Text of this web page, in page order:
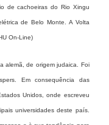
de cachoeiras do Rio Xingu
de Belo Monte. A Volta
On-Line)
alemã, de origem judaica. Foi
Em consequência das
Unidos, onde escreveu
universidades deste país.